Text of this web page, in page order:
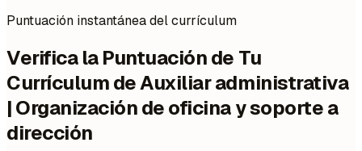
Puntuación instantánea del currículum
Verifica la Puntuación de Tu
Currículum de Auxiliar administrativa
| Organización de oficina y soporte a
dirección